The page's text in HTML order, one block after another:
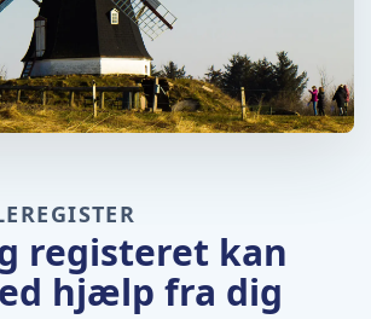
registeret kan
hjælp fra dig